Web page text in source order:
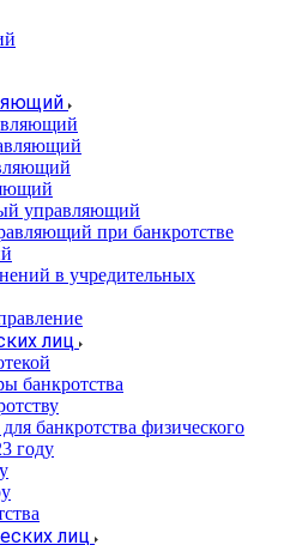
управляющий
при банкротстве
в учредительных
лиц
банкротства
банкротства физического
году
лиц